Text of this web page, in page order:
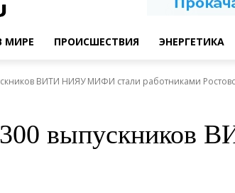
МИРЕ ПРОИСШЕСТВИЯ ЭНЕРГЕТИКА
ВИТИ НИЯУ МИФИ стали работниками
300